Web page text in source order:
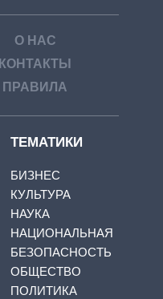
О НАС
КОНТАКТЫ
ПРАВИЛА
ТЕМАТИКИ
БИЗНЕС
КУЛЬТУРА
НАУКА
НАЦИОНАЛЬНАЯ
БЕЗОПАСНОСТЬ
ОБЩЕСТВО
ПОЛИТИКА